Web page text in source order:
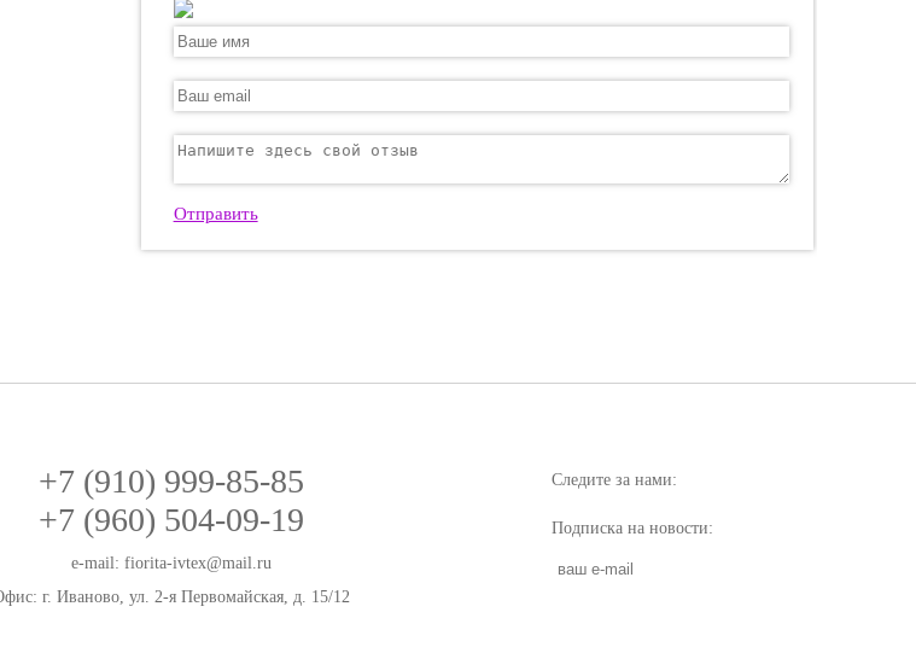
Отправить
+7 (910) 999-85-85
+7 (960) 504-09-19
e-mail: fiorita-ivtex@mail.ru
г. Иваново, ул. 2-я Первомайская, д. 15/12
Следите за нами:
Подписка на новости: